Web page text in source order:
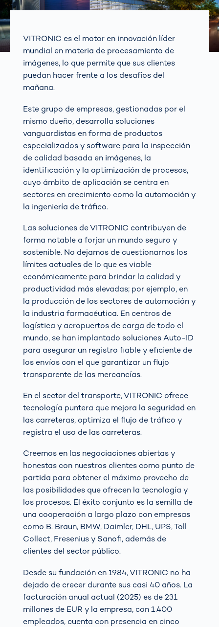
VITRONIC es el motor en innovación líder
mundial en materia de procesamiento de
imágenes, lo que permite que sus clientes
puedan hacer frente a los desafíos del
mañana.
Este grupo de empresas, gestionadas por el
mismo dueño, desarrolla soluciones
vanguardistas en forma de productos
especializados y software para la inspección
de calidad basada en imágenes, la
identificación y la optimización de procesos,
cuyo ámbito de aplicación se centra en
sectores en crecimiento como la automoción y
la ingeniería de tráfico.
Las soluciones de VITRONIC contribuyen de
forma notable a forjar un mundo seguro y
sostenible. No dejamos de cuestionarnos los
límites actuales de lo que es viable
económicamente para brindar la calidad y
productividad más elevadas; por ejemplo, en
la producción de los sectores de automoción y
la industria farmacéutica. En centros de
logística y aeropuertos de carga de todo el
mundo, se han implantado soluciones Auto-ID
para asegurar un registro fiable y eficiente de
los envíos con el que garantizar un flujo
transparente de las mercancías.
En el sector del transporte, VITRONIC ofrece
tecnología puntera que mejora la seguridad en
las carreteras, optimiza el flujo de tráfico y
registra el uso de las carreteras.
Creemos en las negociaciones abiertas y
honestas con nuestros clientes como punto de
partida para obtener el máximo provecho de
las posibilidades que ofrecen la tecnología y
los procesos. El éxito conjunto es la semilla de
una cooperación a largo plazo con empresas
como B. Braun, BMW, Daimler, DHL, UPS, Toll
Collect, Fresenius y Sanofi, además de
clientes del sector público.
Desde su fundación en 1984, VITRONIC no ha
dejado de crecer durante sus casi 40 años. La
facturación anual actual (2025) es de 231
millones de EUR y la empresa, con 1.400
empleados, cuenta con presencia en cinco